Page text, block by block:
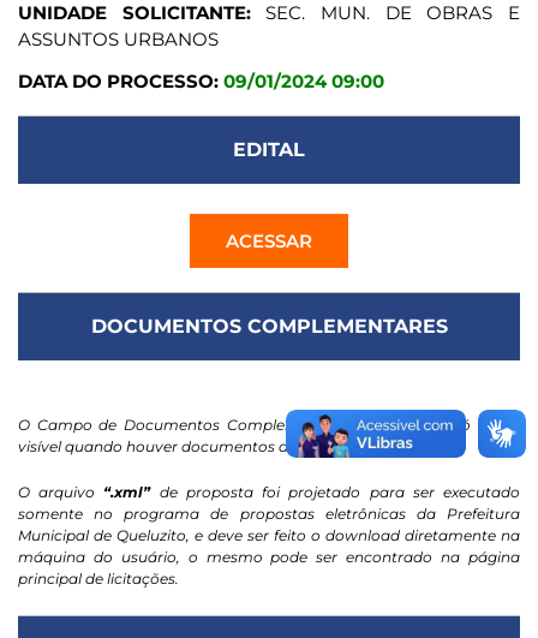
UNIDADE SOLICITANTE:SEC. MUN. DE OBRAS E
ASSUNTOS URBANOS
DATA DO PROCESSO: 09/01/2024 09:00
EDITAL
ACESSAR
DOCUMENTOS COMPLEMENTARES
O Campo de Documentos Complementares / Contratos só ficará
visível quando houver documentos anexados.
O arquivo “.xml”de proposta foi projetado para ser executado
somente no programa de propostas eletrônicas da Prefeitura
Municipal de Queluzito, e deve ser feito o download diretamente na
máquina do usuário, o mesmo pode ser encontrado na página
principal de licitações.